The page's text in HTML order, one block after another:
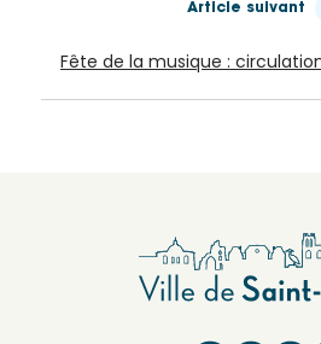
Article suivant
Fête de la musique :